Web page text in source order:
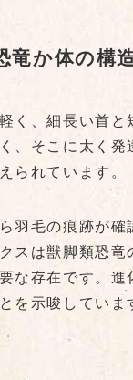
竜か体の構
く、細長い首
、そこに太く
られています。
羽毛の痕跡が
スは獣脚類恐
な存在です。
を示唆していま